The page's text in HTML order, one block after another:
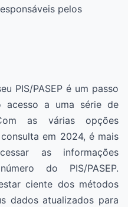
pelos
PIS/PASEP é um passo
acesso a uma série de
as várias opções
em 2024, é mais
as informações
do PIS/PASEP.
ciente dos métodos
dados atualizados para